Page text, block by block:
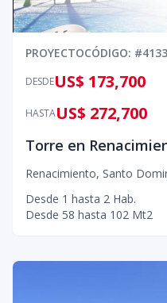
PROYECTOCÓDIGO: #
DESDEUS$ 173,700
HASTAUS$ 272,700
Renacimiento, Santo
Desde 1 hasta 2 Hab.
Desde 58 hasta 102 Mt2